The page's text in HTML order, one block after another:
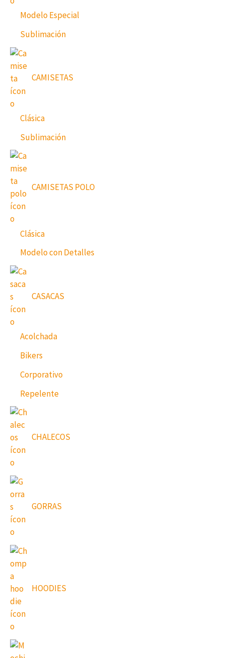
Modelo Especial
Sublimación
CAMISETAS
Clásica
Sublimación
CAMISETAS POLO
Clásica
Modelo con Detalles
CASACAS
Acolchada
Bikers
Corporativo
Repelente
CHALECOS
GORRAS
HOODIES